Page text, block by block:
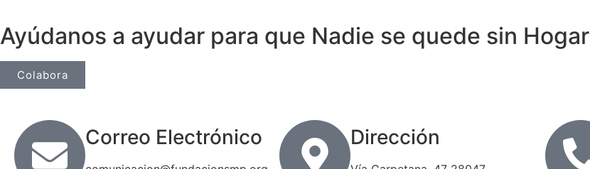
Ayúdanos a ayudar para que Nadie se quede sin Hogar
Colabora
Correo Electrónico Dirección